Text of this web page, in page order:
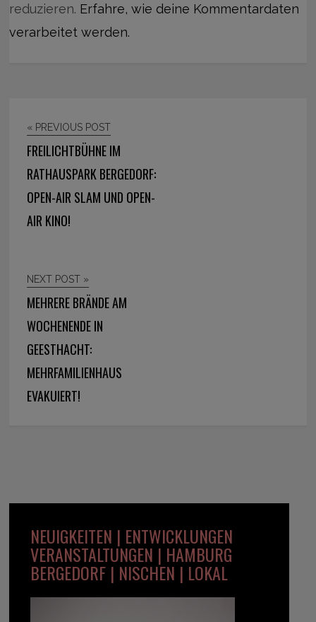
reduzieren. Erfahre, wie deine Kommentardaten
verarbeitet werden.
« PREVIOUS POST
FREILICHTBÜHNE IM
RATHAUSPARK BERGEDORF:
OPEN-AIR SLAM UND OPEN-
AIR KINO!
NEXT POST »
MEHRERE BRÄNDE AM
WOCHENENDE IN
GEESTHACHT:
MEHRFAMILIENHAUS
EVAKUIERT!
NEUIGKEITEN | ENTWICKLUNGEN
VERANSTALTUNGEN | HAMBURG
BERGEDORF | NISCHEN | LOKAL